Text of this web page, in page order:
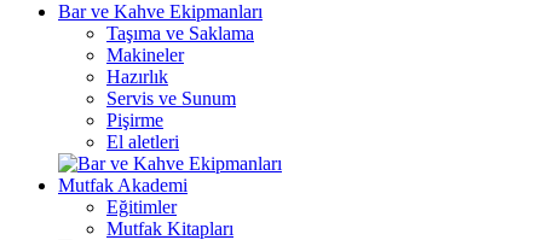
Bar ve Kahve Ekipmanları
Taşıma ve Saklama
Makineler
Hazırlık
Servis ve Sunum
Pişirme
El aletleri
Mutfak Akademi
Eğitimler
Mutfak Kitapları